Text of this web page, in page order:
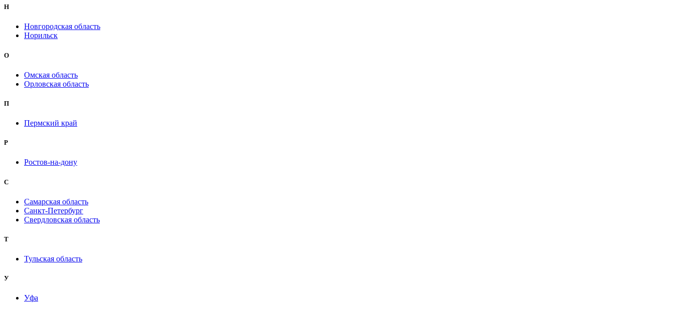
Н
Новгородская область
Норильск
О
Омская область
Орловская область
П
Пермский край
Р
Ростов-на-дону
С
Самарская область
Санкт-Петербург
Свердловская область
Т
Тульская область
У
Уфа